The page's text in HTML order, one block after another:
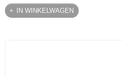
IN WINKELWAGEN